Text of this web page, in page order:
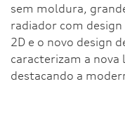
sem moldura,
radiador com design
2D e o novo design
caracterizam a nova
destacando a